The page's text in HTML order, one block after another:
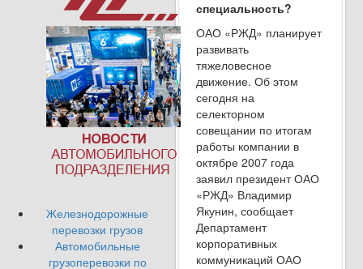
Железнодорожные
перевозки грузов
Автомобильные
грузоперевозки по
специальность?
ОАО «РЖД» планирует
развивать
тяжеловесное
движение. Об этом
сегодня на
селекторном
совещании по итогам
работы компании в
октябре 2007 года
заявил президент ОАО
«РЖД» Владимир
Якунин, сообщает
Департамент
корпоративных
коммуникаций ОАО